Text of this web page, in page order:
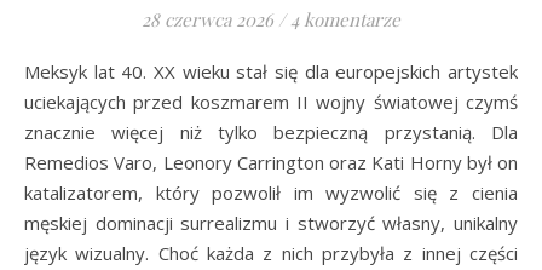
28 czerwca 2026 / 4 komentarze
Meksyk lat 40. XX wieku stał się dla europejskich artystek
uciekających przed koszmarem II wojny światowej czymś
znacznie więcej niż tylko bezpieczną przystanią. Dla
Remedios Varo, Leonory Carrington oraz Kati Horny był on
katalizatorem, który pozwolił im wyzwolić się z cienia
męskiej dominacji surrealizmu i stworzyć własny, unikalny
język wizualny. Choć każda z nich przybyła z innej części